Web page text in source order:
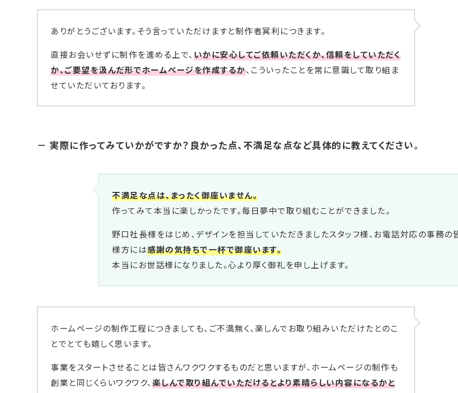
ありがとうございます。そう言っていただけますと制作者冥利につきます。
直接お会いせずに制作を進める上で、いかに安心してご依頼いただくか、信頼をしていただく
か、ご要望を汲んだ形でホームページを作成するか、こういったことを常に意識して取り組ま
せていただいております。
－ 実際に作ってみていかがですか？良かった点、不満足な点など具体的に教えてください。
不満足な点は、まったく御座いません。
作ってみて本当に楽しかったです。毎日夢中で取り組むことができました。
野口社長様をはじめ、デザインを担当していただきましたスタッフ様、お電話対応の事務の
様方には感謝の気持ちで一杯で御座います。
本当にお世話様になりました。心より厚く御礼を申し上げます。
ホームページの制作工程につきましても、ご不満無く、楽しんでお取り組みいただけたとのこ
とでとても嬉しく思います。
事業をスタートさせることは皆さんワクワクするものだと思いますが、ホームページの制作も
創業と同じくらいワクワク、楽しんで取り組んでいただけるとより素晴らしい内容になるかと